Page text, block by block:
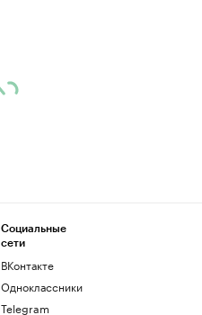
Социальные
сети
ВКонтакте
Одноклассники
Telegram